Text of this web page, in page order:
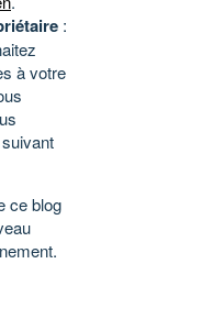
:
à votre
ce blog